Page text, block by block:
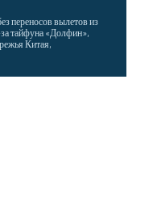
переносов вылетов из
тайфуна «Долфин»,
Китая,